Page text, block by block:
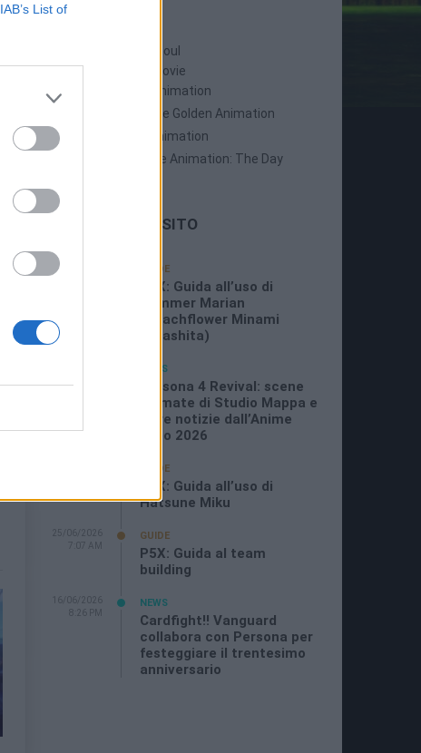
IAB’s List ofANIME
Persona: Trinity Soul
Persona 3: The Movie
Persona 4: The Animation
Persona 4: The Golden Animation
Persona 5 The Animation
Persona 5 The Animation: The Day
LE ULTIME DAL SITO
19/07/2026
GUIDE
P5X: Guida all’uso di
Summer Marian
(Beachflower Minami
Miyashita)
NEWS
Persona 4 Revival: scene
animate di Studio Mappa e
altre notizie dall’Anime
Expo 2026
GUIDE
P5X: Guida all’uso di
Hatsune Miku
25/06/2026
7:07 AM
GUIDE
P5X: Guida al team
building
16/06/2026
8:26 PM
NEWS
Cardfight!! Vanguard
collabora con Persona per
festeggiare il trentesimo
anniversario